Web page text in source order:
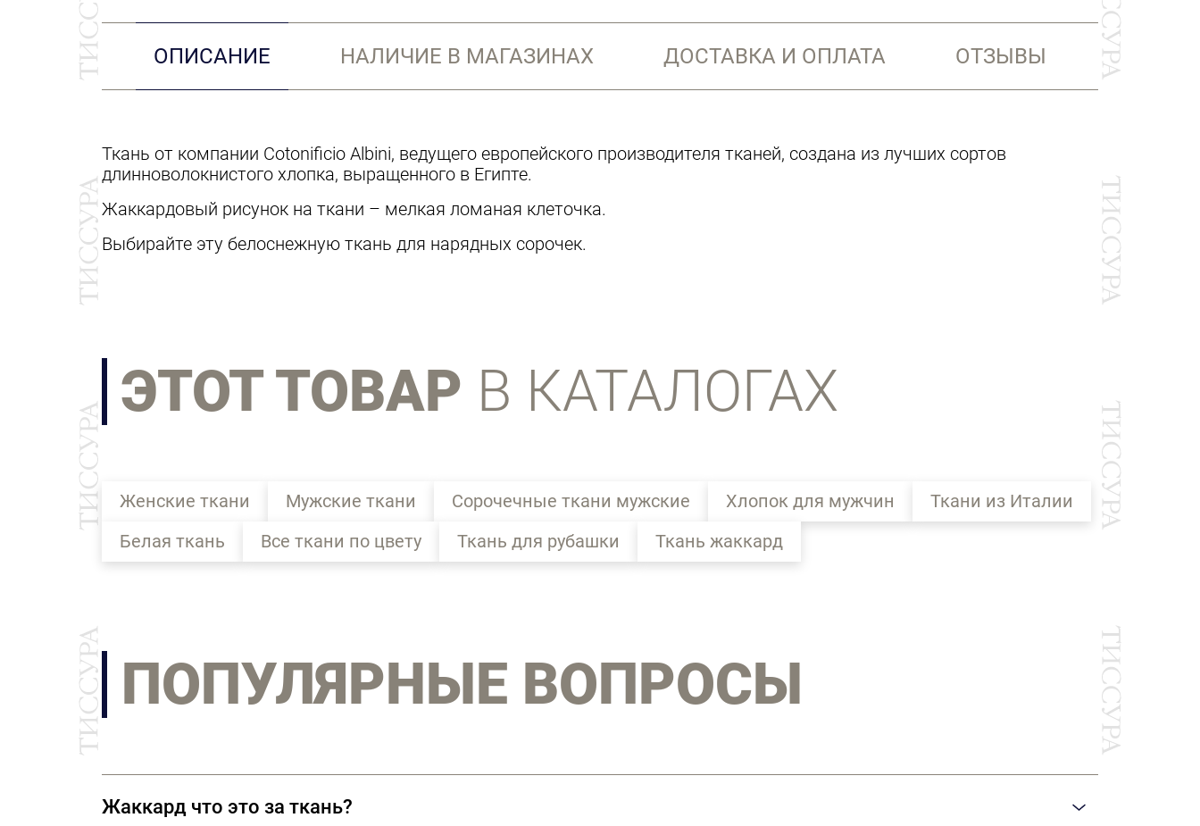
ОПИСАНИЕ НАЛИЧИЕ В МАГАЗИНАХ ДОСТАВКА И ОПЛАТА ОТЗЫВЫ
Ткань от компании Cotonificio Albini, ведущего европейского производителя тканей, создана из лучших сортов
длинноволокнистого хлопка, выращенного в Египте.
Жаккардовый рисунок на ткани – мелкая ломаная клеточка.
Выбирайте эту белоснежную ткань для нарядных сорочек.
ЭТОТ ТОВАР В КАТАЛОГАХ
Женские ткани Мужские ткани Сорочечные ткани мужские Хлопок для мужчин
Ткани из Италии
Белая ткань
Все ткани по цвету Ткань для рубашки Ткань жаккард
ПОПУЛЯРНЫЕ ВОПРОСЫ
Жаккард что это за ткань?